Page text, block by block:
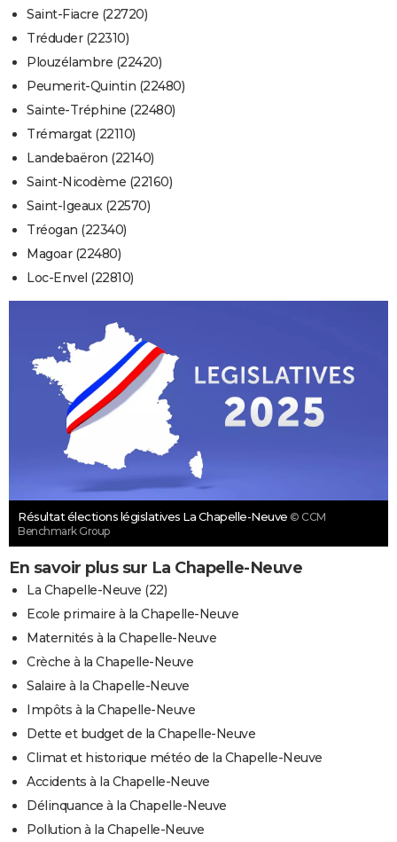
Saint-Fiacre (22720)
Tréduder (22310)
Plouzélambre (22420)
Peumerit-Quintin (22480)
Sainte-Tréphine (22480)
Trémargat (22110)
Landebaëron (22140)
Saint-Nicodème (22160)
Saint-Igeaux (22570)
Tréogan (22340)
Magoar (22480)
Loc-Envel (22810)
Résultat élections législatives La Chapelle-Neuve © CCM
Benchmark Group
En savoir plus sur La Chapelle-Neuve
La Chapelle-Neuve (22)
Ecole primaire à la Chapelle-Neuve
Maternités à la Chapelle-Neuve
Crèche à la Chapelle-Neuve
Salaire à la Chapelle-Neuve
Impôts à la Chapelle-Neuve
Dette et budget de la Chapelle-Neuve
Climat et historique météo de la Chapelle-Neuve
Accidents à la Chapelle-Neuve
Délinquance à la Chapelle-Neuve
Pollution à la Chapelle-Neuve